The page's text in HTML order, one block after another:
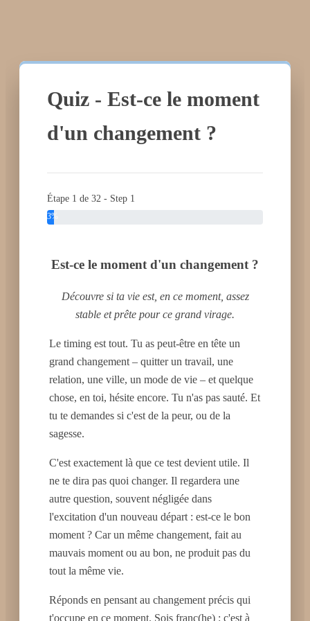
Quiz - Est-ce le moment
d'un changement ?
Étape 1 de 32 - Step 1
3%
Est-ce le moment d'un changement ?
Découvre si ta vie est, en ce moment, assez
stable et prête pour ce grand virage.
Le timing est tout. Tu as peut-être en tête un
grand changement – quitter un travail, une
relation, une ville, un mode de vie – et quelque
chose, en toi, hésite encore. Tu n'as pas sauté. Et
tu te demandes si c'est de la peur, ou de la
sagesse.
C'est exactement là que ce test devient utile. Il
ne te dira pas quoi changer. Il regardera une
autre question, souvent négligée dans
l'excitation d'un nouveau départ : est-ce le bon
moment ? Car un même changement, fait au
mauvais moment ou au bon, ne produit pas du
tout la même vie.
Réponds en pensant au changement précis qui
t'occupe en ce moment. Sois franc(he) : c'est à